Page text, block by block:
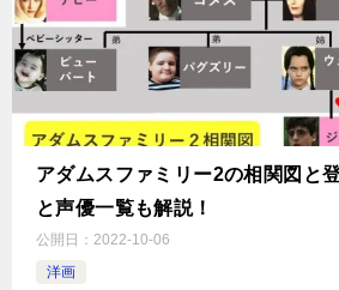
アダムスファミリー2の相関図と
と声優一覧も解説！
公開日： 2022-10-06
洋画